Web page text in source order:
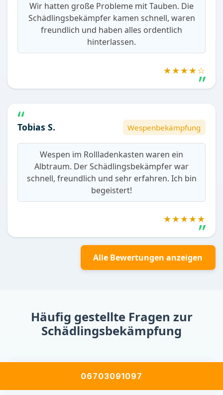
Wir hatten große Probleme mit Tauben. Die
Schädlingsbekämpfer kamen schnell, waren
freundlich und haben alles ordentlich
hinterlassen.
★★★★☆
Tobias S. Wespenbekämpfung
Wespen im Rollladenkasten waren ein
Albtraum. Der Schädlingsbekämpfer war
schnell, freundlich und sehr erfahren. Ich bin
begeistert!
★★★★★
Alle Bewertungen anzeigen
Häufig gestellte Fragen zur
Schädlingsbekämpfung
Wie erkenne ich einen Schädlingsbefall, auch
06703091097